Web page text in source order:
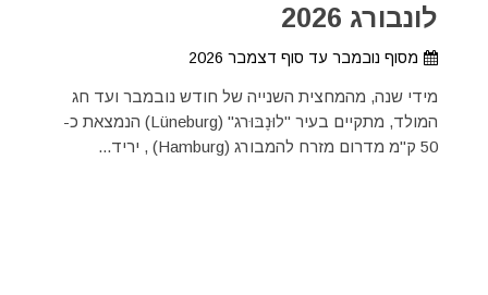
לונבורג 2026
מסוף נובמבר עד סוף דצמבר 2026
מידי שנה, מהמחצית השנייה של חודש נובמבר ועד חג
המולד, מתקיים בעיר "לוּנֶבּוּרג" (Lüneburg) הנמצאת כ-
50 ק"מ מדרום מזרח להמבורג (Hamburg) , יריד...